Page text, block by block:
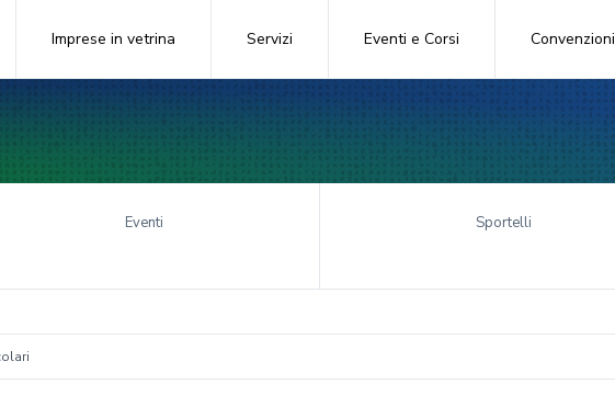
Imprese in vetrina Servizi Eventi e Corsi Convenzioni
Eventi Sportelli